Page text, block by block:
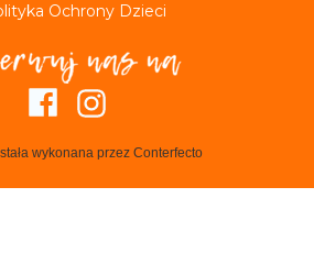
wykonana przez Conterfecto
Ochrony Dzieci